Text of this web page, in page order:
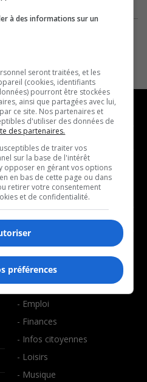
MUSIQUE
- Décompte franco
- Joué récemment
BALADOS
- Art de vivre
- Bien-être
- Emploi
- Finances
- Infos citoyennes
- Loisirs
- Musique
à des informations sur un
seront traitées, et les
(cookies, identifiants
pourront être stockées
ainsi que partagées avec lui,
ce site. Nos partenaires et
d'utiliser des données de
des partenaires.
de traiter vos
sur la base de l'intérêt
opposer en gérant vos options
en bas de cette page ou dans
retirer votre consentement
et de confidentialité.
préférences